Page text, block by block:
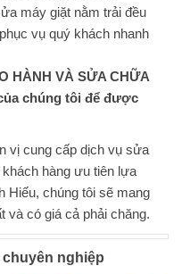
máy giặt nằm trải đều
vụ quý khách nhanh
HÀNH VÀ SỬA CHỮA
chúng tôi để được
vị cung cấp dịch vụ sửa
hàng ưu tiên lựa
Hiếu, chúng tôi sẽ mang
và có giá cả phải chăng.
nghiệp